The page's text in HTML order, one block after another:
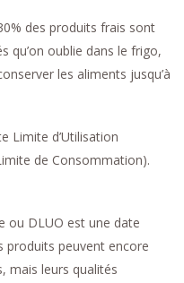
des produits frais sont
qu’on oublie dans le frigo,
les aliments jusqu’à
Limite d’Utilisation
de Consommation).
ou DLUO est une date
produits peuvent encore
mais leurs qualités